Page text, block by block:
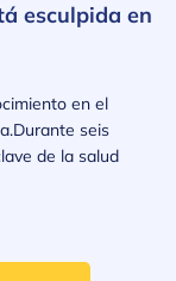
esculpida en
en el
seis
de la salud